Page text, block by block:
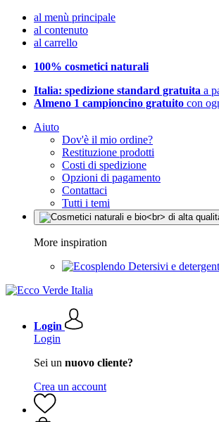
al menù principale
al contenuto
al carrello
100% cosmetici naturali
Italia: spedizione standard gratuita a
Almeno 1 campioncino gratuito con
Aiuto
Dov'è il mio ordine?
Restituzione prodotti
Costi di spedizione
Opzioni di pagamento
Contattaci
Tutti i temi
More inspiration
Detersivi e
Login
Login
Sei un nuovo cliente?
Crea un account